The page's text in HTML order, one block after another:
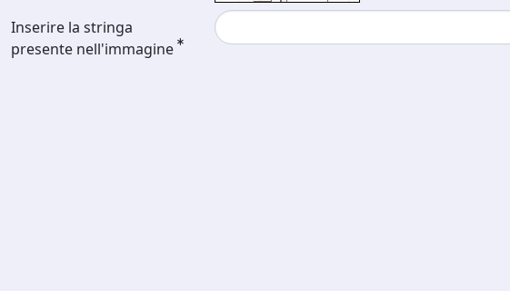
Inserire la stringa
presente nell'immagine